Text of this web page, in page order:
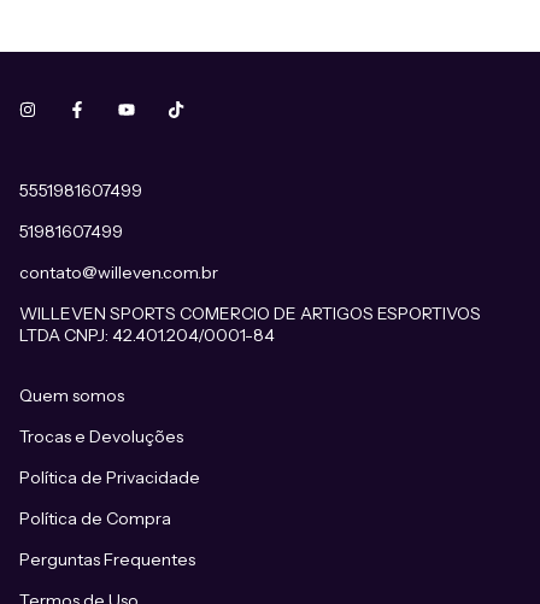
5551981607499
51981607499
contato@willeven.com.br
WILLEVEN SPORTS COMERCIO DE ARTIGOS ESPORTIVOS
LTDA CNPJ: 42.401.204/0001-84
Quem somos
Trocas e Devoluções
Política de Privacidade
Política de Compra
Perguntas Frequentes